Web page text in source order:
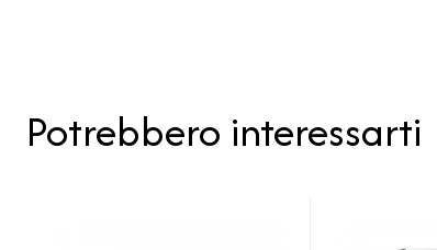
Potrebbero interessarti